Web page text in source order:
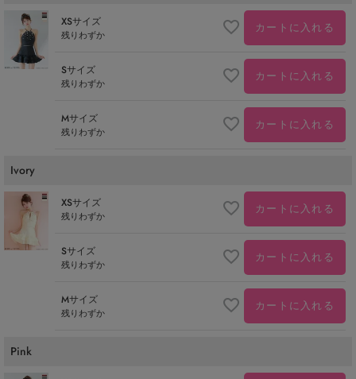
XSサイズ
残りわずか カートに入れる
Sサイズ
残りわずか カートに入れる
Mサイズ
残りわずか カートに入れる
Ivory
XSサイズ
残りわずか カートに入れる
Sサイズ
残りわずか カートに入れる
Mサイズ
残りわずか カートに入れる
Pink